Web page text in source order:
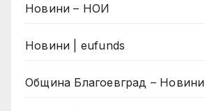
Новини – НОИ
Новини | eufunds
Община Благоевград – Новини